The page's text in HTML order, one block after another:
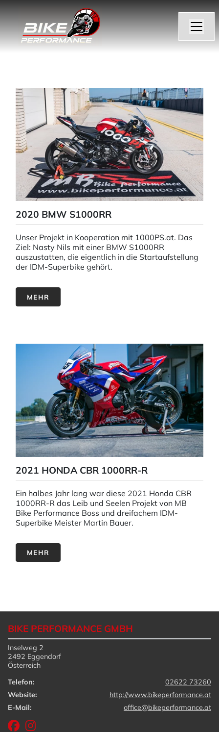
2020 BMW S1000RR
Unser Projekt in Kooperation mit 1000PS.at. Das
Ziel: Nasty Nils mit einer BMW S1000RR
auszustatten, die eigentlich in die Startaufstellung
der IDM-Superbike gehört.
MEHR
2021 HONDA CBR 1000RR-R
Ein halbes Jahr lang war diese 2021 Honda CBR
1000RR-R das Leib und Seelen Projekt von MB
Bike Performance Boss und dreifachem IDM-
Superbike Meister Martin Bauer.
MEHR
BIKE PERFORMANCE GMBH
Inselweg 2
2492 Eggendorf
Österreich
Telefon:
02622 73260
Website:
http://www.bikeperformance.at
E-Mail:
office@bikeperformance.at